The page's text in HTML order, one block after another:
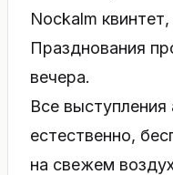
Nockalm
Празднования
вечера.
Все выступления
естественно,
на свежем